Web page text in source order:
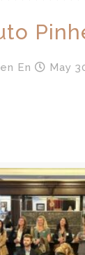
En May